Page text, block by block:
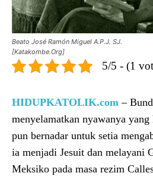
Beato José Ramón Miguel A.P.J. SJ.
[Katakombe.Org]
5/5 - (1
HIDUPKATOLIK.com –
menyelamatkan nyawanya
pun bernadar untuk setia
ia menjadi Jesuit dan melayani
Meksiko pada masa rezim